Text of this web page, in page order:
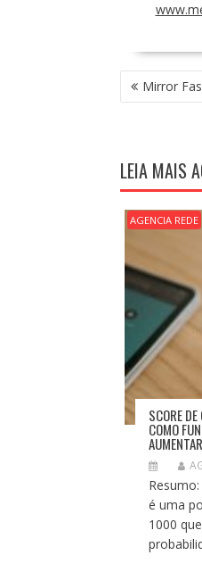
N
A
G
A
Ç
Ã
O
D
E
P
O
T
Mirror
LEIA MAIS
AGENCIA REDE
SCORE
COMO
é uma
1000